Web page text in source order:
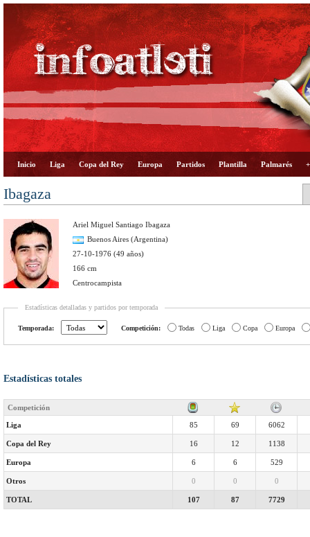
Inicio Liga Copa del Rey Europa Partidos Plantilla Palmarés
Ibagaza
Ariel Miguel Santiago Ibagaza
Buenos Aires (Argentina)
27-10-1976 (49 años)
166 cm
Centrocampista
Estadísticas detalladas y partidos por temporada
Temporada: Competición: Todas Liga Copa Europa
Estadísticas totales
Competición
Liga 85 69 6062
Copa del Rey 16 12 1138
Europa 6 6 529
Otros 0 0 0
TOTAL 107 87 7729